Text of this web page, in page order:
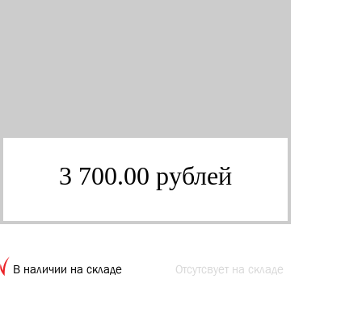
3 700.00 рублей
В наличии на складе Отсутсвует на складе